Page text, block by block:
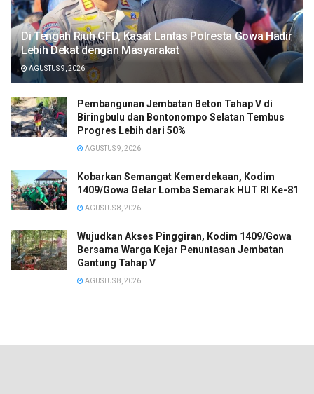
Di Tengah Riuh CFD, Kasat Lantas Polresta Gowa Hadir
Lebih Dekat dengan Masyarakat
AGUSTUS 9, 2026
Pembangunan Jembatan Beton Tahap V di
Biringbulu dan Bontonompo Selatan Tembus
Progres Lebih dari 50%
AGUSTUS 9, 2026
Kobarkan Semangat Kemerdekaan, Kodim
1409/Gowa Gelar Lomba Semarak HUT RI Ke-81
AGUSTUS 8, 2026
Wujudkan Akses Pinggiran, Kodim 1409/Gowa
Bersama Warga Kejar Penuntasan Jembatan
Gantung Tahap V
AGUSTUS 8, 2026